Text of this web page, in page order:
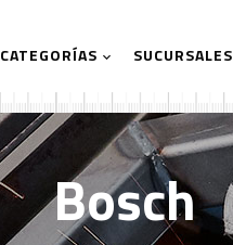
CATEGORÍAS SUCURSALES
Bosch